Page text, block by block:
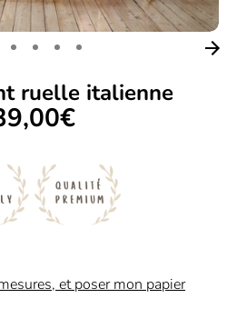
ruelle italienne
et poser mon papier